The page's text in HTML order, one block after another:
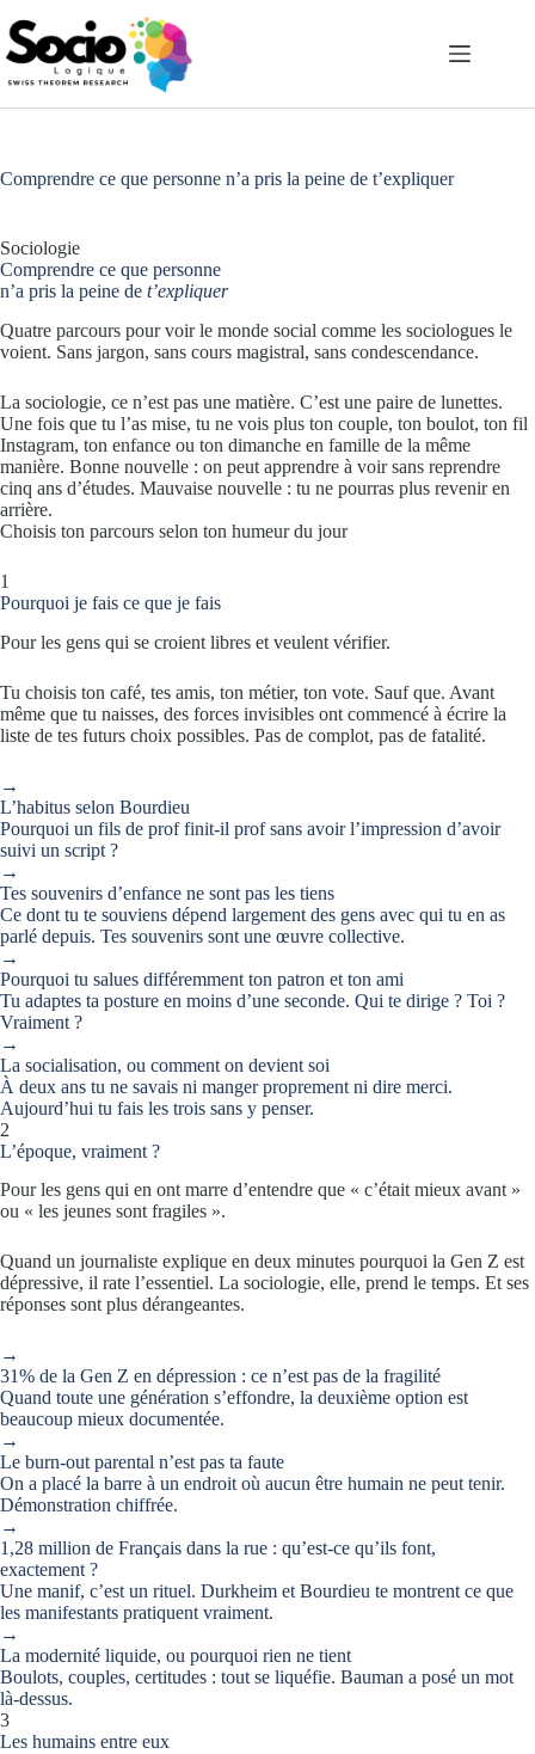
au
contenu
Comprendre ce que personne n’a pris la peine de t’expliquer
Sociologie
Comprendre ce que personne
n’a pris la peine de t’expliquer
Quatre parcours pour voir le monde social comme les sociologues le
voient. Sans jargon, sans cours magistral, sans condescendance.
La sociologie, ce n’est pas une matière. C’est une paire de lunettes.
Une fois que tu l’as mise, tu ne vois plus ton couple, ton boulot, ton fil
Instagram, ton enfance ou ton dimanche en famille de la même
manière. Bonne nouvelle : on peut apprendre à voir sans reprendre
cinq ans d’études. Mauvaise nouvelle : tu ne pourras plus revenir en
arrière.
Choisis ton parcours selon ton humeur du jour
1
Pourquoi je fais ce que je fais
Pour les gens qui se croient libres et veulent vérifier.
Tu choisis ton café, tes amis, ton métier, ton vote. Sauf que. Avant
même que tu naisses, des forces invisibles ont commencé à écrire la
liste de tes futurs choix possibles. Pas de complot, pas de fatalité.
→
L’habitus selon Bourdieu
Pourquoi un fils de prof finit-il prof sans avoir l’impression d’avoir
suivi un script ?
→
Tes souvenirs d’enfance ne sont pas les tiens
Ce dont tu te souviens dépend largement des gens avec qui tu en as
parlé depuis. Tes souvenirs sont une œuvre collective.
→
Pourquoi tu salues différemment ton patron et ton ami
Tu adaptes ta posture en moins d’une seconde. Qui te dirige ? Toi ?
Vraiment ?
→
La socialisation, ou comment on devient soi
À deux ans tu ne savais ni manger proprement ni dire merci.
Aujourd’hui tu fais les trois sans y penser.
2
L’époque, vraiment ?
Pour les gens qui en ont marre d’entendre que « c’était mieux avant »
ou « les jeunes sont fragiles ».
Quand un journaliste explique en deux minutes pourquoi la Gen Z est
dépressive, il rate l’essentiel. La sociologie, elle, prend le temps. Et ses
réponses sont plus dérangeantes.
→
31% de la Gen Z en dépression : ce n’est pas de la fragilité
Quand toute une génération s’effondre, la deuxième option est
beaucoup mieux documentée.
→
Le burn-out parental n’est pas ta faute
On a placé la barre à un endroit où aucun être humain ne peut tenir.
Démonstration chiffrée.
→
1,28 million de Français dans la rue : qu’est-ce qu’ils font,
exactement ?
Une manif, c’est un rituel. Durkheim et Bourdieu te montrent ce que
les manifestants pratiquent vraiment.
→
La modernité liquide, ou pourquoi rien ne tient
Boulots, couples, certitudes : tout se liquéfie. Bauman a posé un mot
là-dessus.
3
Les humains entre eux